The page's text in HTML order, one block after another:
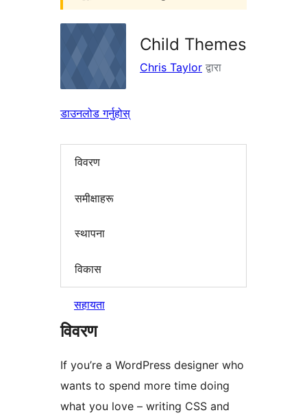
Child Themes
Chris Taylor द्वारा
डाउनलोड गर्नुहोस्
विवरण
समीक्षाहरू
स्थापना
विकास
सहायता
विवरण
If you’re a WordPress designer who
wants to spend more time doing
what you love – writing CSS and